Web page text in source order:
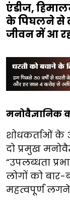
एंडीज,
के पिघलने से
जीवन में आ
मनोवैज्ञानिक
शोधकर्ताओं के
दो प्रमुख
“उपलब्धता
लोगों को बार-
महत्वपूर्ण